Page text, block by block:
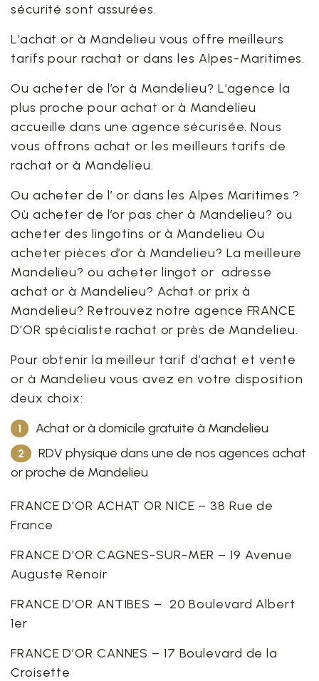
sécurité sont assurées.
L’achat or à Mandelieu vous offre meilleurs
tarifs pour rachat or dans les Alpes-Maritimes.
Ou acheter de l’or à Mandelieu? L’agence la
plus proche pour achat or à Mandelieu
accueille dans une agence sécurisée. Nous
vous offrons achat or les meilleurs tarifs de
rachat or à Mandelieu.
Ou acheter de l’ or dans les Alpes Maritimes ?
Où acheter de l’or pas cher à Mandelieu? ou
acheter des lingotins or à Mandelieu Ou
acheter pièces d’or à Mandelieu? La meilleure
Mandelieu? ou acheter lingot or adresse
achat or à Mandelieu? Achat or prix à
Mandelieu? Retrouvez notre agence FRANCE
D’OR spécialiste rachat or près de Mandelieu.
Pour obtenir la meilleur tarif d’achat et vente
or à Mandelieu vous avez en votre disposition
deux choix:
Achat or à domicile gratuite à Mandelieu
RDV physique dans une de nos agences achat
or proche de Mandelieu
FRANCE D’OR ACHAT OR NICE – 38 Rue de
France
FRANCE D’OR CAGNES-SUR-MER – 19 Avenue
Auguste Renoir
FRANCE D’OR ANTIBES – 20 Boulevard Albert
1er
FRANCE D’OR CANNES – 17 Boulevard de la
Croisette